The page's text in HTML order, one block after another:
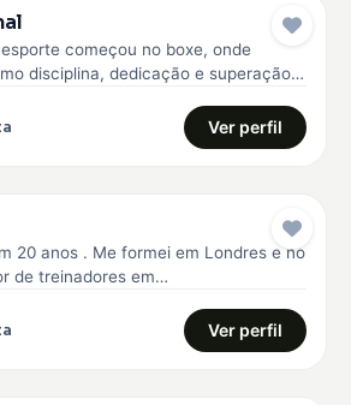
começou no boxe, onde
disciplina, dedicação e superação.
Ver perfil
20 anos . Me formei em Londres e no
de treinadores em…
Ver perfil